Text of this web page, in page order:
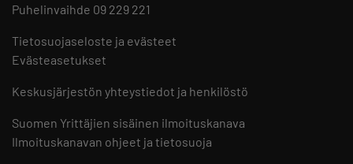
Puhelinvaihde 09 229 221
Tietosuojaseloste ja evästeet
Evästeasetukset
Keskusjärjestön yhteystiedot ja henkilöstö
Suomen Yrittäjien sisäinen ilmoituskanava
Ilmoituskanavan ohjeet ja tietosuoja